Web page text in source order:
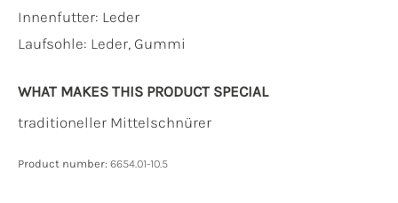
Innenfutter: Leder
Laufsohle: Leder, Gummi
WHAT MAKES THIS PRODUCT SPECIAL
traditioneller Mittelschnürer
Product number: 6654.01-10.5